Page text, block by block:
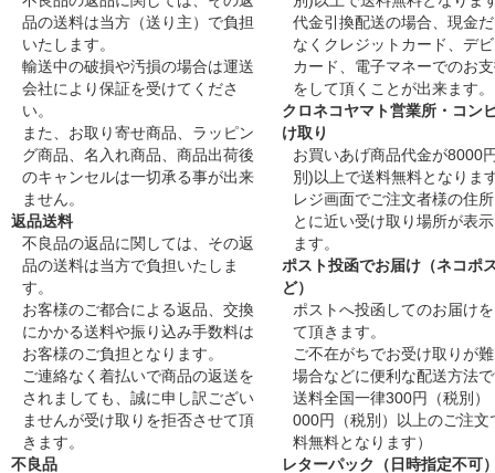
品の送料は当方（送り主）で負担
いたします。
輸送中の破損や汚損の場合は運送
会社により保証を受けてくださ
い。
また、お取り寄せ商品、ラッピン
グ商品、名入れ商品、商品出荷後
のキャンセルは一切承る事が出来
ません。
返品送料
不良品の返品に関しては、その返
品の送料は当方で負担いたしま
す。
お客様のご都合による返品、交換
にかかる送料や振り込み手数料は
お客様のご負担となります。
ご連絡なく着払いで商品の返送を
されましても、誠に申し訳ござい
ませんが受け取りを拒否させて頂
きます。
不良品
代金引換配送の場合、現金
なくクレジットカード、デ
カード、電子マネーでのお
をして頂くことが出来ます。
クロネコヤマト営業所・コン
け取り
お買いあげ商品代金が8000
別)以上で送料無料となりま
レジ画面でご注文者様の住
とに近い受け取り場所が表
ます。
ポスト投函でお届け（ネコポ
ど）
ポストへ投函してのお届け
て頂きます。
ご不在がちでお受け取りが
場合などに便利な配送方法
送料全国一律300円（税別
000円（税別）以上のご注文
料無料となります）
レターパック（日時指定不可